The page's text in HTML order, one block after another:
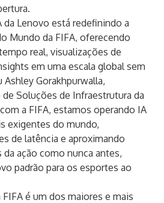
da Lenovo está redefinindo a
Mundo da FIFA, oferecendo
real, visualizações de
em uma escala global sem
Gorakhpurwalla,
Soluções de Infraestrutura da
a FIFA, estamos operando IA
exigentes do mundo,
de latência e aproximando
ação como nunca antes,
padrão para os esportes ao
FIFA é um dos maiores e mais